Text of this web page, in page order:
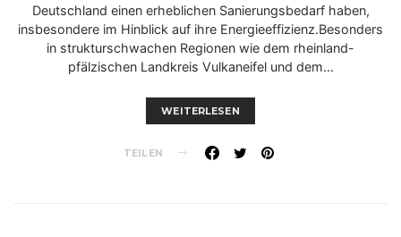
Deutschland einen erheblichen Sanierungsbedarf haben,
insbesondere im Hinblick auf ihre Energieeffizienz.Besonders
in strukturschwachen Regionen wie dem rheinland-
pfälzischen Landkreis Vulkaneifel und dem…
WEITERLESEN
TEILEN